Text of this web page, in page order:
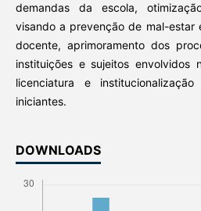
demandas da escola,
visando a prevenção de mal-estar
docente, aprimoramento dos
instituições e sujeitos envolvidos
licenciatura e
iniciantes.
DOWNLOADS